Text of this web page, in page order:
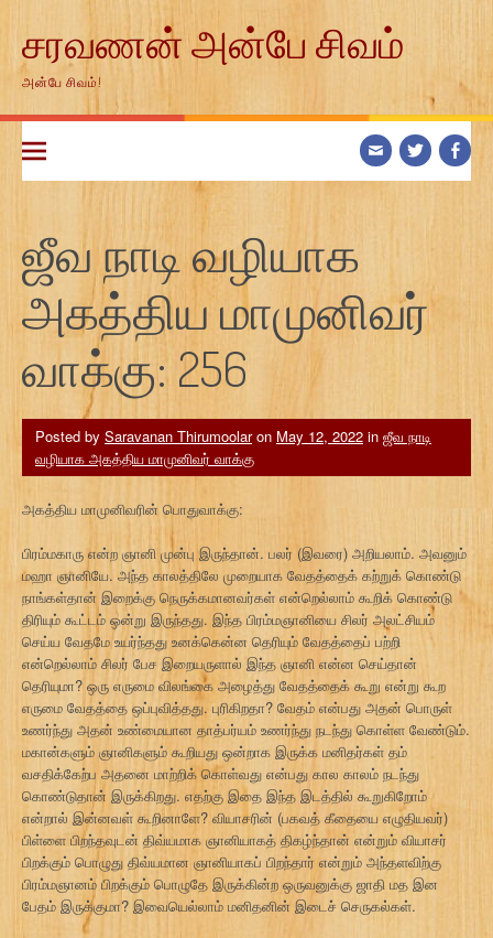
contentசரவணன் அன்பே சிவம்
அன்பே சிவம்!
ஜீவ நாடி வழியாக
அகத்திய மாமுனிவர்
வாக்கு: 256
Posted by Saravanan Thirumoolaron May 12, 2022 in ஜீவ நாடி
வழியாக அகத்திய மாமுனிவர் வாக்கு
அகத்திய மாமுனிவரின் பொதுவாக்கு:
பிரம்மகாரு என்ற ஞானி முன்பு இருந்தான். பலர் (இவரை) அறியலாம். அவனும்
மஹா ஞானியே. அந்த காலத்திலே முறையாக வேதத்தைக் கற்றுக் கொண்டு
நாங்கள்தான் இறைக்கு நெருக்கமானவர்கள் என்றெல்லாம் கூறிக் கொண்டு
திரியும் கூட்டம் ஒன்று இருந்தது. இந்த பிரம்மஞானியை சிலர் அலட்சியம்
செய்ய வேதமே உயர்ந்தது உனக்கென்ன தெரியும் வேதத்தைப் பற்றி
என்றெல்லாம் சிலர் பேச இறையருளால் இந்த ஞானி என்ன செய்தான்
தெரியுமா? ஒரு எருமை விலங்கை அழைத்து வேதத்தைக் கூறு என்று கூற
எருமை வேதத்தை ஒப்புவித்தது. புரிகிறதா? வேதம் என்பது அதன் பொருள்
உணர்ந்து அதன் உண்மையான தாத்பர்யம் உணர்ந்து நடந்து கொள்ள வேண்டும்.
மகான்களும் ஞானிகளும் கூறியது ஒன்றாக இருக்க மனிதர்கள் தம்
வசதிக்கேற்ப அதனை மாற்றிக் கொள்வது என்பது கால காலம் நடந்து
கொண்டுதான் இருக்கிறது. எதற்கு இதை இந்த இடத்தில் கூறுகிறோம்
என்றால் இன்னவள் கூறினாளே? வியாசரின் (பகவத் கீதையை எழுதியவர்)
பிள்ளை பிறந்தவுடன் திவ்யமாக ஞானியாகத் திகழ்ந்தான் என்றும் வியாசர்
பிறக்கும் பொழுது திவ்யமான ஞானியாகப் பிறந்தார் என்றும் அந்தளவிற்கு
பிரம்மஞானம் பிறக்கும் பொழுதே இருக்கின்ற ஒருவனுக்கு ஜாதி மத இன
பேதம் இருக்குமா? இவையெல்லாம் மனிதனின் இடைச் செருகல்கள்.